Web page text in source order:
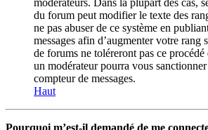
modérateurs. Dans la plupart des cas,
du forum peut modifier le texte des
ne pas abuser de ce système en
messages afin d’augmenter votre
de forums ne toléreront pas ce
un modérateur pourra vous
compteur de messages.
Haut
Pourquoi m’est-il demandé de me